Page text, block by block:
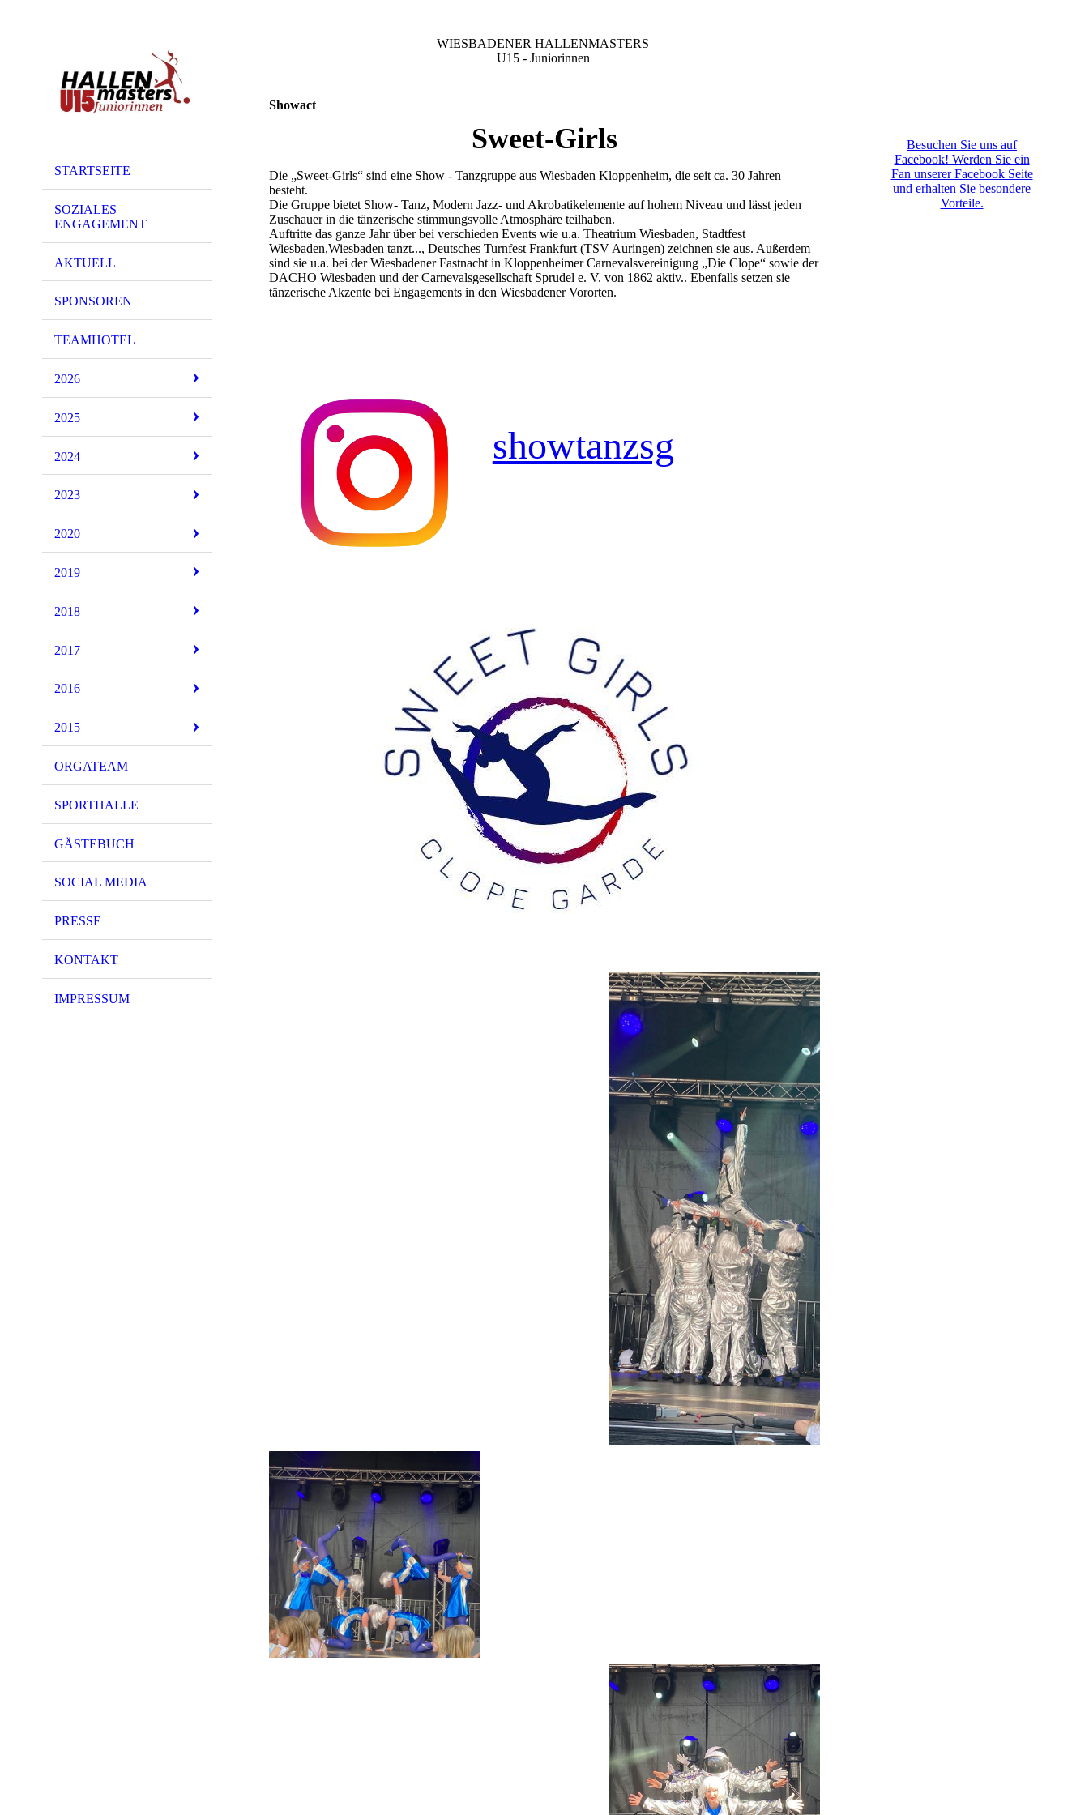
STARTSEITE
SOZIALES
ENGAGEMENT
AKTUELL
SPONSOREN
TEAMHOTEL
2026
2025
2024
2023
2020
2019
2018
2017
2016
2015
ORGATEAM
SPORTHALLE
GÄSTEBUCH
SOCIAL MEDIA
PRESSE
KONTAKT
IMPRESSUM
WIESBADENER HALLENMASTERS
U15 - Juniorinnen
Showact
Sweet-Girls
Die „Sweet-Girls“ sind eine Show - Tanzgruppe aus Wiesbaden Kloppenheim, die seit ca. 30 Jahren
besteht.
Die Gruppe bietet Show- Tanz, Modern Jazz- und Akrobatikelemente auf hohem Niveau und lässt jeden
Zuschauer in die tänzerische stimmungsvolle Atmosphäre teilhaben.
Auftritte das ganze Jahr über bei verschieden Events wie u.a. Theatrium Wiesbaden, Stadtfest
Wiesbaden,Wiesbaden tanzt..., Deutsches Turnfest Frankfurt (TSV Auringen) zeichnen sie aus. Außerdem
sind sie u.a. bei der Wiesbadener Fastnacht in Kloppenheimer Carnevalsvereinigung „Die Clope“ sowie der
DACHO Wiesbaden und der Carnevalsgesellschaft Sprudel e. V. von 1862 aktiv.. Ebenfalls setzen sie
tänzerische Akzente bei Engagements in den Wiesbadener Vororten.
showtanzsg
Besuchen Sie uns auf
Facebook! Werden Sie ein
Fan unserer Facebook Seite
und erhalten Sie besondere
Vorteile.